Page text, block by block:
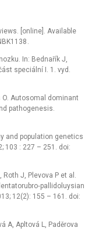
[online]. Available
.
In: Bednařík J,
speciální I. 1. vyd.
O. Autosomal dominant
pathogenesis.
and population genetics
103 : 227 –⁠ 251. doi:
J, Plevova P et al.
12(2): 155 –⁠ 161. doi:
A, Apltová L, Paděrova